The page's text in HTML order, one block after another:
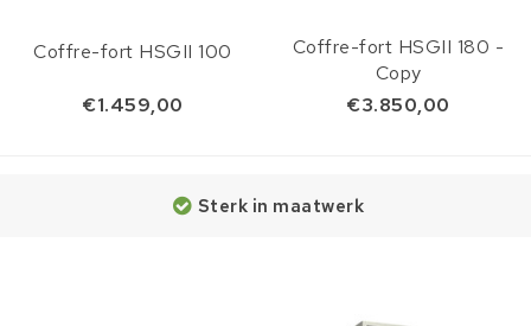
Coffre-fort HSGII 100
€1.459,00
Coffre-fort HSGII 180 -
Copy
€3.850,00
Sterk in maatwerk